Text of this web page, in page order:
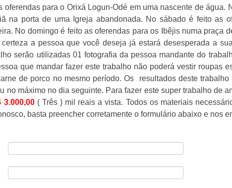
oferendas para o Orixá Logun-Odé em uma nascente de água.
na porta de uma Igreja abandonada. No sábado é feito as
No domingo é feito as oferendas para os Ibêjis numa praça
a pessoa que você deseja já estará desesperada a
serão utilizadas 01 fotografia da pessoa mandante do
que mandar fazer este trabalho não poderá vestir roupas
de porco no mesmo período. Os resultados deste
no máximo no dia seguinte. Para fazer este super trabalho de
3.000,00( Três ) mil reais a vista. Todos os materiais
basta preencher corretamente o formulário abaixo e nos